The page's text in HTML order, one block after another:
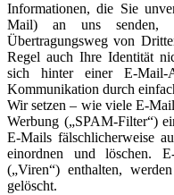
Informationen, die Sie
Mail) an uns senden,
Übertragungsweg von
Regel auch Ihre Identität
sich hinter einer E-Mail-
Kommunikation durch
Wir setzen – wie viele E-
Werbung („SPAM-Filter“)
E-Mails fälschlicherweise
einordnen und löschen.
(„Viren“) enthalten,
gelöscht.